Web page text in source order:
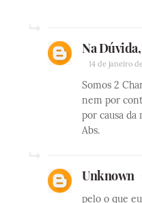
Na
14 de janeiro
Somos 2
nem por
por causa da
Abs.
Unknown
pelo o que